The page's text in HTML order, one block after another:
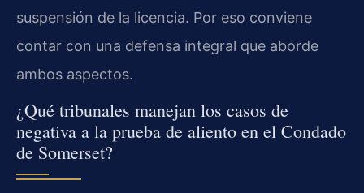
suspensión de la licencia. Por eso conviene
contar con una defensa integral que aborde
ambos aspectos.
¿Qué tribunales manejan los casos de
negativa a la prueba de aliento en el Condado
de Somerset?